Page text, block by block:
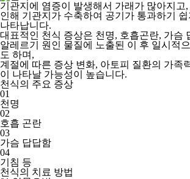
기관지에 염증이 발생해서 가래가 많아지고
인해 기관지가 수축하여 공기가 통과하기 쉽
나타납니다.
대표적인 천식 증상은 천명, 호흡곤란, 가슴
알레르기 원인 물질에 노출된 이 후 일시적
도 하며,
계절에 따른 증상 변화, 아토피 질환의 가족
이 나타날 가능성이 높습니다.
천식의 주요 증상
01
천명
02
호흡 곤란
03
가슴 답답함
04
기침 등
천식의 치료 방법